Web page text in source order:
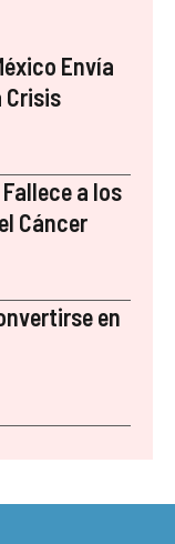
Envía
Crisis
a los
Cáncer
en